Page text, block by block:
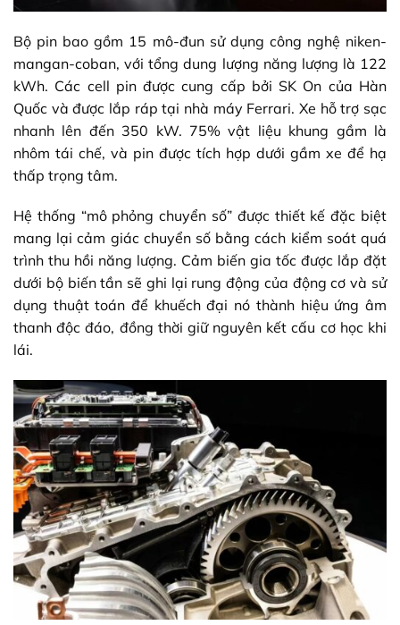
Bộ pin bao gồm 15 mô-đun sử dụng công nghệ niken-
mangan-coban, với tổng dung lượng năng lượng là 122
kWh. Các cell pin được cung cấp bởi SK On của Hàn
Quốc và được lắp ráp tại nhà máy Ferrari. Xe hỗ trợ sạc
nhanh lên đến 350 kW. 75% vật liệu khung gầm là
nhôm tái chế, và pin được tích hợp dưới gầm xe để hạ
thấp trọng tâm.
Hệ thống “mô phỏng chuyển số” được thiết kế đặc biệt
mang lại cảm giác chuyển số bằng cách kiểm soát quá
trình thu hồi năng lượng. Cảm biến gia tốc được lắp đặt
dưới bộ biến tần sẽ ghi lại rung động của động cơ và sử
dụng thuật toán để khuếch đại nó thành hiệu ứng âm
thanh độc đáo, đồng thời giữ nguyên kết cấu cơ học khi
lái.